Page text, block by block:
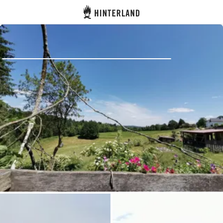
Hinterland
Se connecter
Créer un compte
Devenir hôte·sse
Emplacements